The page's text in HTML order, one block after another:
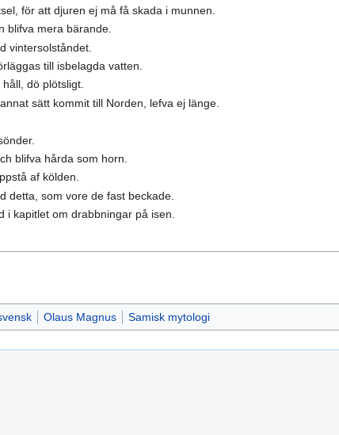
för att djuren ej må få skada i munnen.
blifva mera bärande.
vintersolståndet.
till isbelagda vatten.
dö plötsligt.
sätt kommit till Norden, lefva ej länge.
blifva hårda som horn.
af kölden.
detta, som vore de fast beckade.
kapitlet om drabbningar på isen.
Olaus Magnus Samisk mytologi